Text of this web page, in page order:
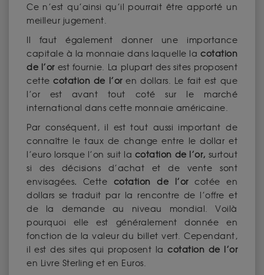
Ce n’est qu’ainsi qu’il pourrait être apporté un
meilleur jugement.
Il faut également donner une importance
capitale à la monnaie dans laquelle la cotation
de l’or est fournie. La plupart des sites proposent
cettecotation de l’oren dollars. Le fait est que
l’or est avant tout coté sur le marché
international dans cette monnaie américaine.
Par conséquent, il est tout aussi important de
connaître le taux de change entre le dollar et
l’euro lorsque l’on suit la cotation de l’or, surtout
si des décisions d’achat et de vente sont
envisagées. Cette cotation de l’orcotée en
dollars se traduit par la rencontre de l’offre et
de la demande au niveau mondial. Voilà
pourquoi elle est généralement donnée en
fonction de la valeur du billet vert. Cependant,
il est des sites qui proposent lacotation de l’or
en Livre Sterling et en Euros.